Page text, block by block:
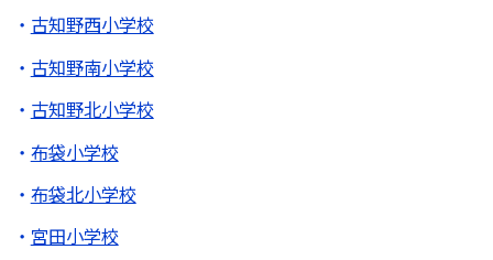
古知野西小学校
古知野南小学校
古知野北小学校
布袋小学校
布袋北小学校
宮田小学校